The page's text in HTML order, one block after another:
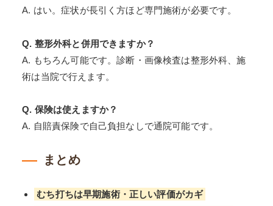
A. はい。症状が長引く方ほど専門施術が必要です。
Q. 整形外科と併用できますか？
A. もちろん可能です。診断・画像検査は整形外科、施
術は当院で行えます。
Q. 保険は使えますか？
A. 自賠責保険で自己負担なしで通院可能です。
まとめ
むち打ちは早期施術・正しい評価がカギ